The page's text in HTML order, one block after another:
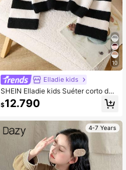
10
Elladie kids
SHEIN Elladie kids Suéter corto de
niña con rayas, de manga larga, esti
lo informal
$12.790
4-7 Years